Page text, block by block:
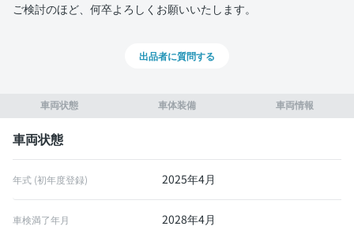
車両状態 車体装備 車両情報
車両状態
年式 (初年度登録) 2025年4月
車検満了年月 2028年4月
ご検討のほど、何卒よろしくお願いいたします。
出品者に質問する